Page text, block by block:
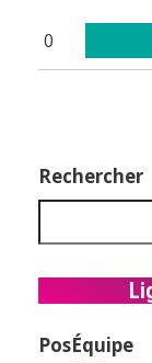
0
Rechercher
PosÉquipe